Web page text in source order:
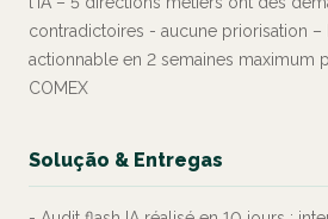
contradictoires - aucune priorisation –
actionnable en 2 semaines maximum
COMEX
Solução & Entregas